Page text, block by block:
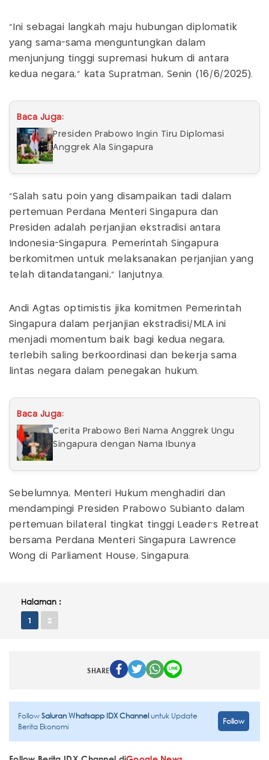
"Ini sebagai langkah maju hubungan diplomatik
yang sama-sama menguntungkan dalam
menjunjung tinggi supremasi hukum di antara
kedua negara," kata Supratman, Senin (16/6/2025).
Baca Juga:
Presiden Prabowo Ingin Tiru Diplomasi
Anggrek Ala Singapura
"Salah satu poin yang disampaikan tadi dalam
pertemuan Perdana Menteri Singapura dan
Presiden adalah perjanjian ekstradisi antara
Indonesia-Singapura. Pemerintah Singapura
berkomitmen untuk melaksanakan perjanjian yang
telah ditandatangani," lanjutnya.
Andi Agtas optimistis jika komitmen Pemerintah
Singapura dalam perjanjian ekstradisi/MLA ini
menjadi momentum baik bagi kedua negara,
terlebih saling berkoordinasi dan bekerja sama
lintas negara dalam penegakan hukum.
Baca Juga:
Cerita Prabowo Beri Nama Anggrek Ungu
Singapura dengan Nama Ibunya
Sebelumnya, Menteri Hukum menghadiri dan
mendampingi Presiden Prabowo Subianto dalam
pertemuan bilateral tingkat tinggi Leader’s Retreat
bersama Perdana Menteri Singapura Lawrence
Wong di Parliament House, Singapura.
Halaman :
1 2
SHARE
FollowSaluran Whatsapp IDX Channeluntuk Update
Berita Ekonomi
Follow